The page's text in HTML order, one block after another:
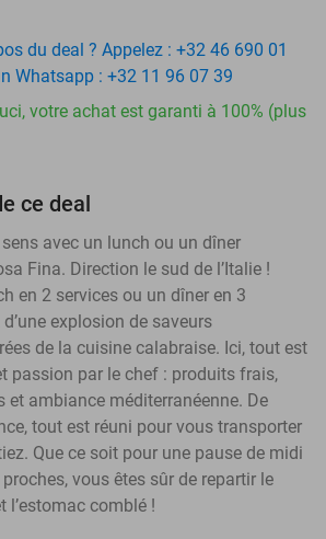
du deal ? Appelez : +32 46 690 01
Whatsapp : +32 11 96 07 39
votre achat est garanti à 100% (plus
ce deal
avec un lunch ou un dîner
Fina. Direction le sud de l’Italie !
en 2 services ou un dîner en 3
explosion de saveurs
de la cuisine calabraise. Ici, tout est
passion par le chef : produits frais,
et ambiance méditerranéenne. De
tout est réuni pour vous transporter
Que ce soit pour une pause de midi
vous êtes sûr de repartir le
l’estomac comblé !